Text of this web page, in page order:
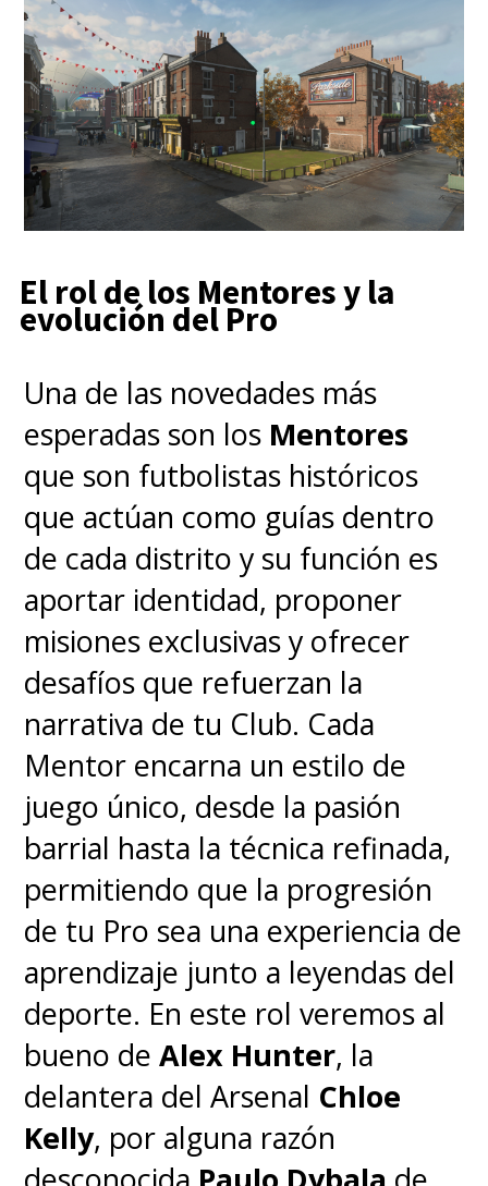
El rol de los Mentores y la
evolución del Pro
Una de las novedades más
esperadas son los Mentores
que son futbolistas históricos
que actúan como guías dentro
de cada distrito y su función es
aportar identidad, proponer
misiones exclusivas y ofrecer
desafíos que refuerzan la
narrativa de tu Club. Cada
Mentor encarna un estilo de
juego único, desde la pasión
barrial hasta la técnica refinada,
permitiendo que la progresión
de tu Pro sea una experiencia de
aprendizaje junto a leyendas del
deporte. En este rol veremos al
bueno deAlex Hunter, la
delantera del Arsenal Chloe
Kelly, por alguna razón